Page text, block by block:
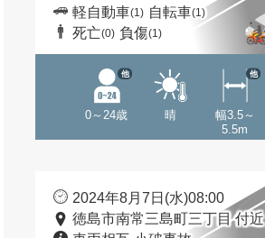
軽自動車(1) 自転車(1)
死亡(0) 負傷(1)
0～24歳
他
晴
幅3.5～
5.5m
他
2024年8月7日(水)08:00
徳島市南常三島町三丁目 付近